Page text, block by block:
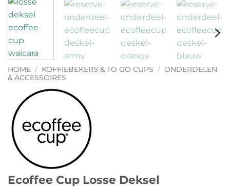
HOME / KOFFIEBEKERS & TO GO CUPS / ONDERDELEN
& ACCESSOIRES
Ecoffee Cup Losse Deksel